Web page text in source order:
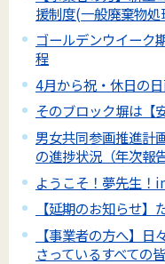
援制度(一般廃棄物処
ゴールデンウイーク
程
4月から祝・休日の
そのブロック塀は【
男女共同参画推進計
の進捗状況（年次報告
ようこそ！夢先生！
【延期のお知らせ
【事業者の方へ】
さっているすべての